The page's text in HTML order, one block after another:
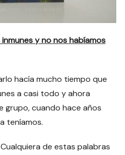
y no nos habíamos
hacía mucho tiempo que
a casi todo y ahora
grupo, cuando hace años
teníamos.
de estas palabras